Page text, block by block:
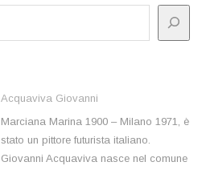
Acquaviva Giovanni
Marciana Marina 1900 – Milano 1971, è
stato un pittore futurista italiano.
Giovanni Acquaviva nasce nel comune